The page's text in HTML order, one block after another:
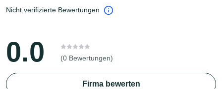
Nicht verifizierte Bewertungen
0.0 (0 Bewertungen)
Firma bewerten